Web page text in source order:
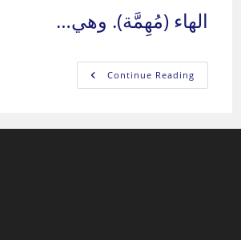
الهاء (مُهِمَّة). وهي…
Continue Readingقل
ولا
والخمسون